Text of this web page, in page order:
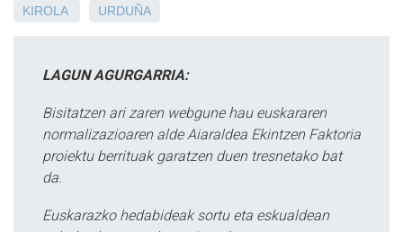
KIROLA URDUÑA
LAGUN AGURGARRIA:
Bisitatzen ari zaren webgune hau euskararen
normalizazioaren alde Aiaraldea Ekintzen Faktoria
proiektu berrituak garatzen duen tresnetako bat
da.
Euskarazko hedabideak sortu eta eskualdean